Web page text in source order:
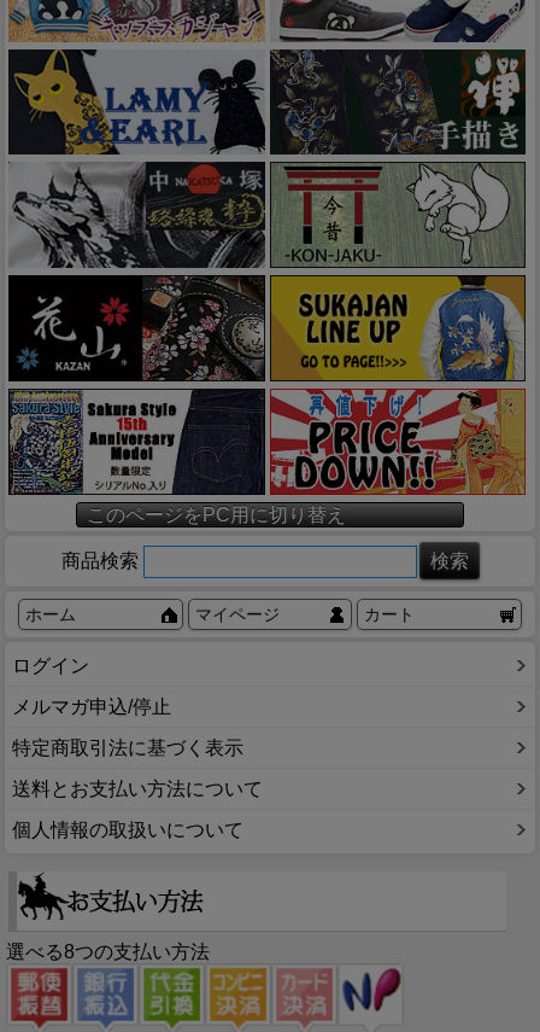
このページをPC用に切り替え
商品検索
ホーム マイページ カート
ログイン
メルマガ申込/停止
特定商取引法に基づく表示
送料とお支払い方法について
個人情報の取扱いについて
選べる8つの支払い方法